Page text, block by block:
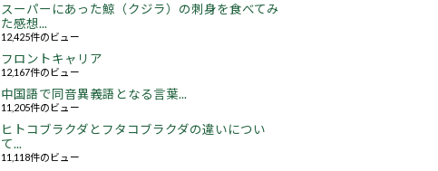
スーパーにあった鯨（クジラ）の刺身を食べてみ
た感想...
12,425件のビュー
フロントキャリア
12,167件のビュー
中国語で同音異義語となる言葉...
11,205件のビュー
ヒトコブラクダとフタコブラクダの違いについ
て...
11,118件のビュー